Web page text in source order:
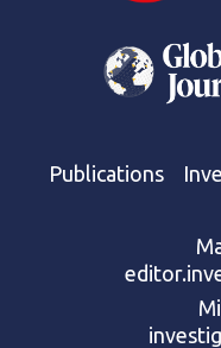
Publications